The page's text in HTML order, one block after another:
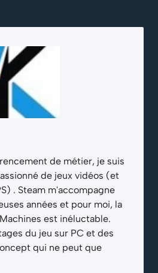
de métier, je suis
de jeux vidéos (et
. Steam m'accompagne
années et pour moi, la
est inéluctable.
du jeu sur PC et des
qui ne peut que